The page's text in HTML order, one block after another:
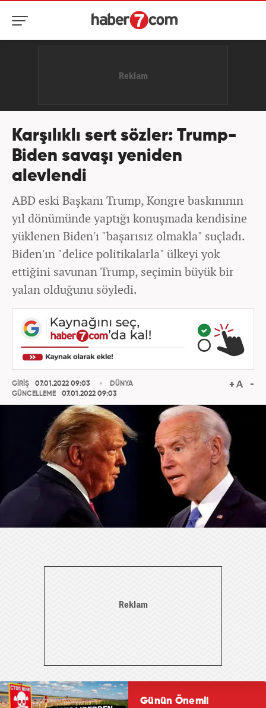
Karşılıklı sert sözler: Trump-
Biden savaşı yeniden
alevlendi
ABD eski Başkanı Trump, Kongre baskınının
yıl dönümünde yaptığı konuşmada kendisine
yüklenen Biden'ı "başarısız olmakla" suçladı.
Biden'ın "delice politikalarla" ülkeyi yok
ettiğini savunan Trump, seçimin büyük bir
yalan olduğunu söyledi.
GİRİŞ
07.01.2022 09:03
GÜNCELLEME
07.01.2022 09:03
DÜNYA